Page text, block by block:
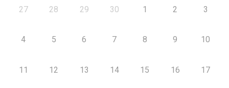
27 28 29 30 1 2 3
4 5 6 7 8 9 10
11 12 13 14 15 16 17